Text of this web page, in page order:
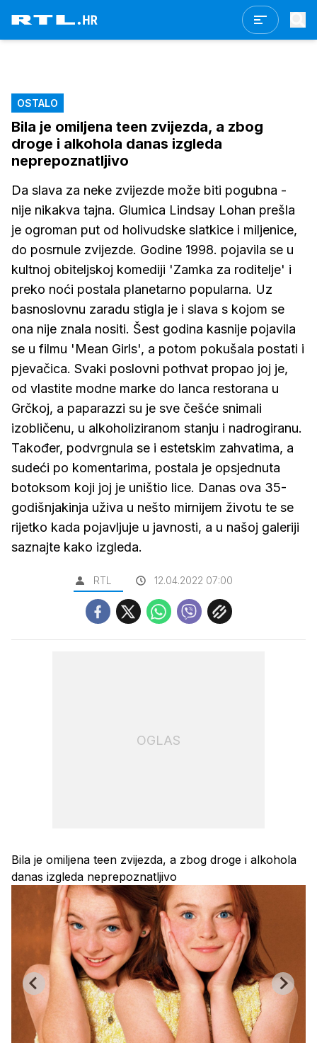
OSTALO
Bila je omiljena teen zvijezda, a zbog
droge i alkohola danas izgleda
neprepoznatljivo
Da slava za neke zvijezde može biti pogubna -
nije nikakva tajna. Glumica Lindsay Lohan prešla
je ogroman put od holivudske slatkice i miljenice,
do posrnule zvijezde. Godine 1998. pojavila se u
kultnoj obiteljskoj komediji 'Zamka za roditelje' i
preko noći postala planetarno popularna. Uz
basnoslovnu zaradu stigla je i slava s kojom se
ona nije znala nositi. Šest godina kasnije pojavila
se u filmu 'Mean Girls', a potom pokušala postati i
pjevačica. Svaki poslovni pothvat propao joj je,
od vlastite modne marke do lanca restorana u
Grčkoj, a paparazzi su je sve češće snimali
izobličenu, u alkoholiziranom stanju i nadrogiranu.
Također, podvrgnula se i estetskim zahvatima, a
sudeći po komentarima, postala je opsjednuta
botoksom koji joj je uništio lice. Danas ova 35-
godišnjakinja uživa u nešto mirnijem životu te se
rijetko kada pojavljuje u javnosti, a u našoj galeriji
saznajte kako izgleda.
RTL 12.04.2022 07:00
OGLAS
Bila je omiljena teen zvijezda, a zbog droge i alkohola
danas izgleda neprepoznatljivo